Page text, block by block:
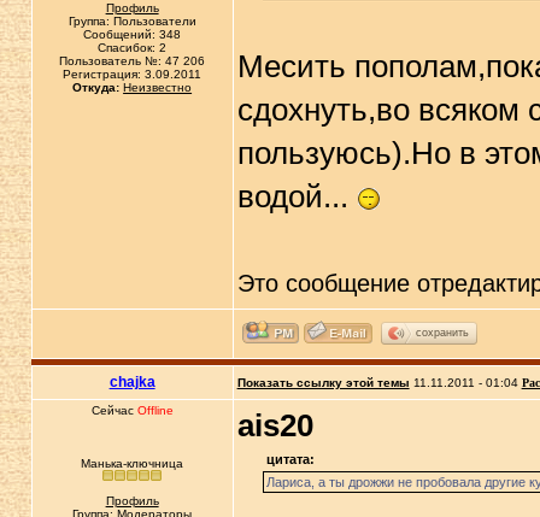
Профиль
Группа: Пользователи
Сообщений: 348
Спасибок: 2
Пользователь №: 47 206
Регистрация: 3.09.2011
Откуда: Неизвестно
Месить
сдохнуть,во всяком
пользуюсь).Но в
водой...
Это сообщение
сохранить
chajka Показать ссылку этой темы 11.11.2011 - 01:04
Сейчас Offline
Манька-ключница
Профиль
Группа: Модераторы
ais20
цитата:
Лариса, а ты дрожжи не пробовала другие